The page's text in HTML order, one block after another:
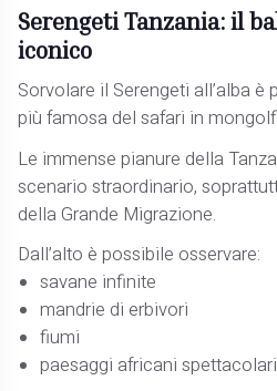
Serengeti Tanzania: il
iconico
Sorvolare il Serengeti all’alba è
più famosa del safari in
Le immense pianure della
scenario straordinario,
della Grande Migrazione.
Dall’alto è possibile osservare:
savane infinite
mandrie di erbivori
fiumi
paesaggi africani spettacolari